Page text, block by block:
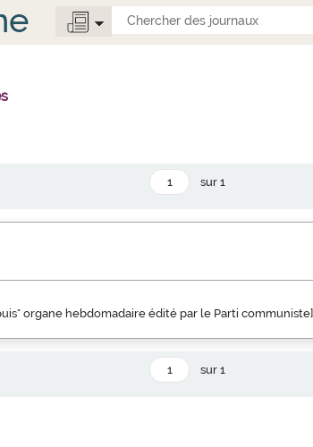
sur 1
organe hebdomadaire édité par le Parti communiste]
sur 1